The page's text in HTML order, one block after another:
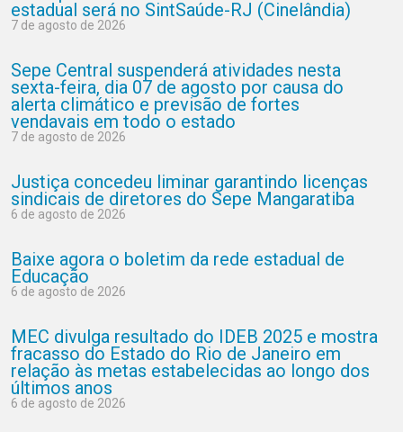
estadual será no SintSaúde-RJ (Cinelândia)
7 de agosto de 2026
Sepe Central suspenderá atividades nesta
sexta-feira, dia 07 de agosto por causa do
alerta climático e previsão de fortes
vendavais em todo o estado
7 de agosto de 2026
Justiça concedeu liminar garantindo licenças
sindicais de diretores do Sepe Mangaratiba
6 de agosto de 2026
Baixe agora o boletim da rede estadual de
Educação
6 de agosto de 2026
MEC divulga resultado do IDEB 2025 e mostra
fracasso do Estado do Rio de Janeiro em
relação às metas estabelecidas ao longo dos
últimos anos
6 de agosto de 2026